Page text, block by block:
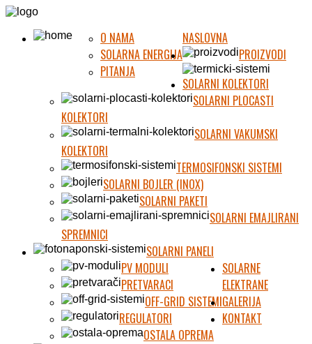
NASLOVNA
O NAMA
SOLARNA ENERGIJA
PITANJA
PROIZVODI
SOLARNI KOLEKTORI
SOLARNI PLOCASTI
KOLEKTORI
SOLARNI VAKUMSKI
KOLEKTORI
TERMOSIFONSKI SISTEMI
SOLARNI BOJLER (INOX)
SOLARNI PAKETI
SOLARNI EMAJLIRANI
SPREMNICI
SOLARNI PANELI
PV MODULI
PRETVARACI
OFF-GRID SISTEMI
REGULATORI
OSTALA OPREMA
SOLARNE
ELEKTRANE
GALERIJA
KONTAKT